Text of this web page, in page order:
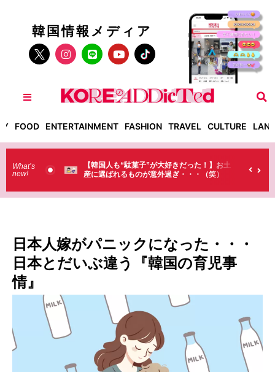
韓国情報メディア
FOOD ENTERTAINMENT FASHION TRAVEL CULTURE
What’s
new!
【韓国人も“駄菓子”が大好きだった！】お土
産に選ばれるものが意外過ぎ・・・（笑）
【そんな
ラストで
日本人嫁がパニックになった・・・
日本とだいぶ違う『韓国の育児事
情』